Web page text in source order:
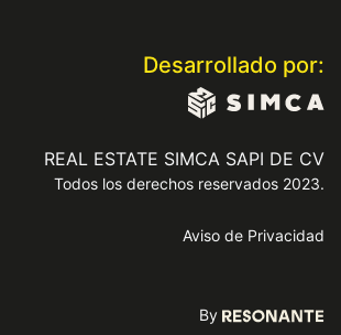
Desarrollado por:
REAL ESTATE SIMCA SAPI DE CV
Todos los derechos reservados 2023.
Aviso de Privacidad
By